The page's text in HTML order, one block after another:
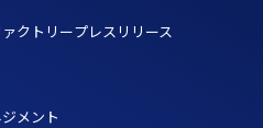
クトリー
メント
プレスリリース